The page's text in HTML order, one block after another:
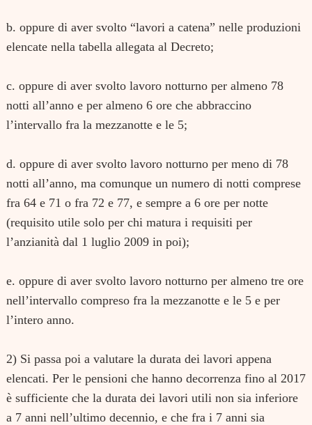
b. oppure di aver svolto “lavori a catena” nelle produzioni
elencate nella tabella allegata al Decreto;
c. oppure di aver svolto lavoro notturno per almeno 78
notti all’anno e per almeno 6 ore che abbraccino
l’intervallo fra la mezzanotte e le 5;
d. oppure di aver svolto lavoro notturno per meno di 78
notti all’anno, ma comunque un numero di notti comprese
fra 64 e 71 o fra 72 e 77, e sempre a 6 ore per notte
(requisito utile solo per chi matura i requisiti per
l’anzianità dal 1 luglio 2009 in poi);
e. oppure di aver svolto lavoro notturno per almeno tre ore
nell’intervallo compreso fra la mezzanotte e le 5 e per
l’intero anno.
2) Si passa poi a valutare la durata dei lavori appena
elencati. Per le pensioni che hanno decorrenza fino al 2017
è sufficiente che la durata dei lavori utili non sia inferiore
a 7 anni nell’ultimo decennio, e che fra i 7 anni sia